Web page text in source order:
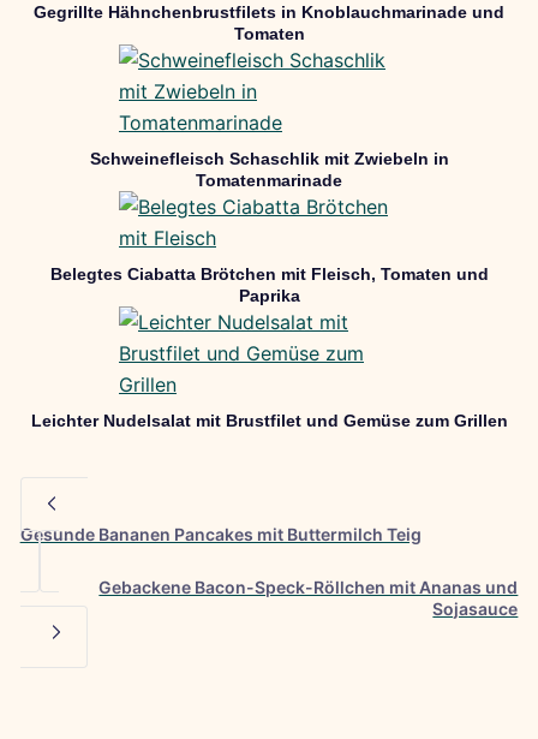
Gegrillte Hähnchenbrustfilets in Knoblauchmarinade und
Tomaten
Schweinefleisch Schaschlik mit Zwiebeln in
Tomatenmarinade
Belegtes Ciabatta Brötchen mit Fleisch, Tomaten und
Paprika
Leichter Nudelsalat mit Brustfilet und Gemüse zum Grillen
Gesunde Bananen Pancakes mit Buttermilch Teig
Gebackene Bacon-Speck-Röllchen mit Ananas und
Sojasauce